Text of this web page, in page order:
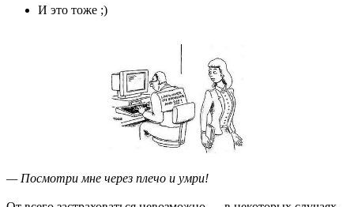
И это тоже ;)
— Посмотри мне через плечо и умри!